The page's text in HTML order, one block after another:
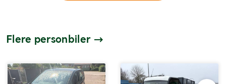
Flere personbiler